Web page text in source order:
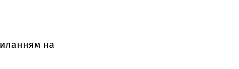
на